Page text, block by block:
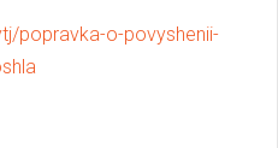
popravka-o-povyshenii-